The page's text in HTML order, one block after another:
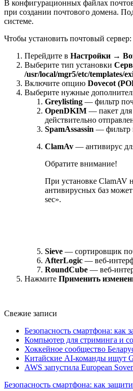
В конфигурационных файлах
при создании почтового домена.
системе.
Чтобы установить почтовый сервер:
Перейдите в Настройки →
Выберите тип установки
/usr/local/mgr5/etc/templates/
Включите опцию Dovecot
Выберите нужные
Greylisting — фильтр
OpenDKIM — пакет
действительно
SpamAssassin — фильтр
ClamAv — антивирус
Обратите внимание!
При установке ClamAV
антивирусных баз
sec».
Sieve — сортировщик
AfterLogic — веб-
RoundCube — веб-
Нажмите Применить
Свежие записи
Безопасность смартфона:
Компьютер для стриминга и
Хоккейное сообщество
Китайские AI-команды ищут
AWS запустила European
Безопасность смартфона: как